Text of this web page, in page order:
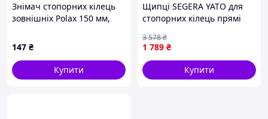
Знімач стопорних кілець
зовнішніх Polax 150 мм,
147 ₴
Купити
Щипці SEGERA YATO для
стопорних кілець прямі
робочий діапазон 85-200
мм
1 789 ₴
3 578₴
Купити